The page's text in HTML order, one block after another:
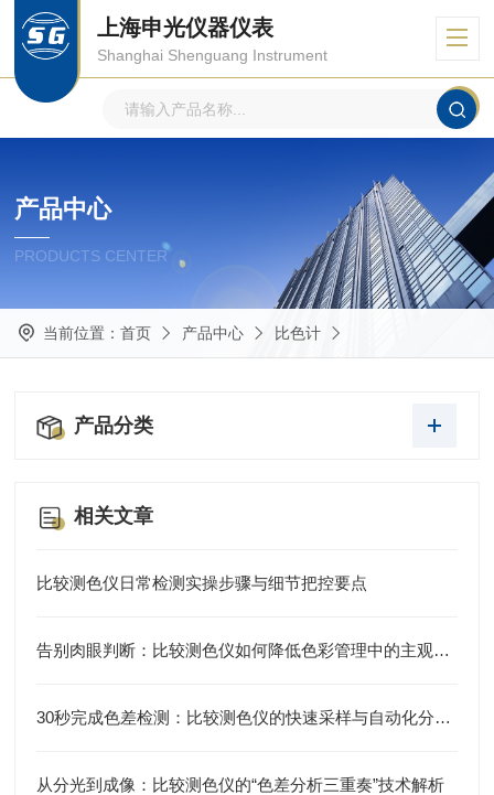
上海申光仪器仪表
Shanghai Shenguang Instrument
产品中心
PRODUCTS CENTER
当前位置： 首页 产品中心 比色计
产品分类
相关文章
比较测色仪日常检测实操步骤与细节把控要点
告别肉眼判断：比较测色仪如何降低色彩管理中的主观误差？
30秒完成色差检测：比较测色仪的快速采样与自动化分析实测
从分光到成像：比较测色仪的“色差分析三重奏”技术解析